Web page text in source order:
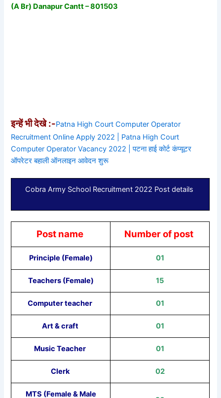
(A Br) Danapur Cantt – 801503
इन्हें भी देखे :-Patna High Court Computer Operator
Recruitment Online Apply 2022 | Patna High Court
Computer Operator Vacancy 2022 | पटना हाई कोर्ट कंप्यूटर
ऑपरेटर बहाली ऑनलाइन आवेदन शुरू
Cobra Army School Recruitment 2022 Post details
Post name Number of post
Principle (Female) 01
Teachers (Female) 15
Computer teacher 01
Art & craft 01
Music Teacher 01
Clerk 02
MTS (Female & Male